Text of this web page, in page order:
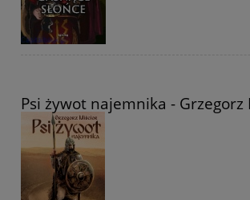
Psi żywot najemnika - Grzegorz